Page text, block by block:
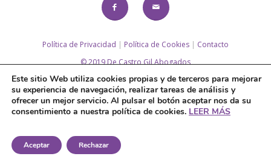
Política de Privacidad | Política de Cookies| Contacto
© 2019 De Castro Gil Abogados
Diseño web: www.sietemandarinas.com
Este sitio Web utiliza cookies propias y de terceros para mejorar
su experiencia de navegación, realizar tareas de análisis y
ofrecer un mejor servicio. Al pulsar el botón aceptar nos da su
consentimiento a nuestra política de cookies. LEER MÁS
Aceptar Rechazar